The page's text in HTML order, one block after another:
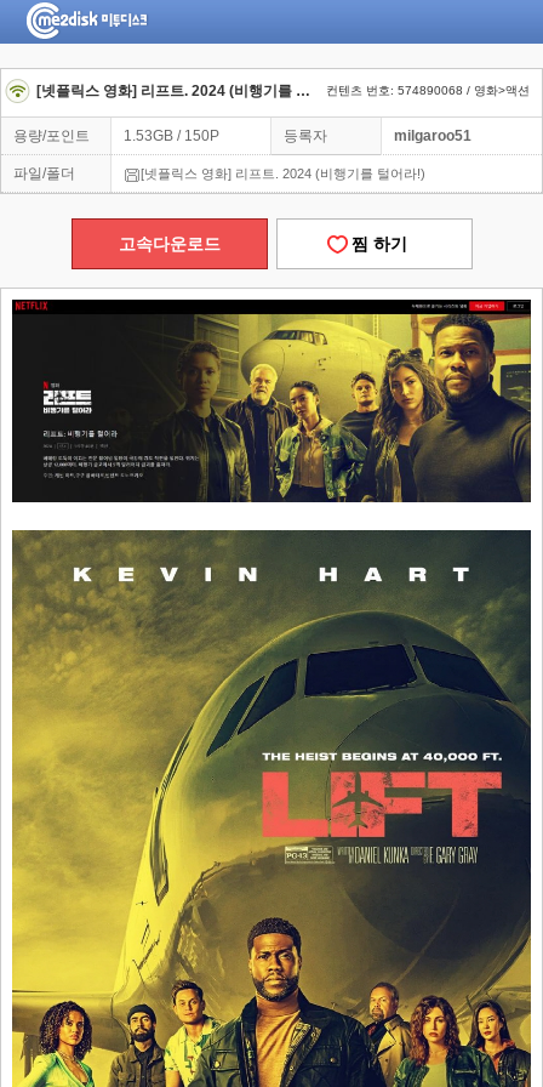
[넷플릭스 영화] 리프트. 2024 (비행기를 털어라) 컨텐츠 번호: 574890068 / 영화>액션
용량/포인트 1.53GB / 150P 등록자 milgaroo51
파일/폴더 [넷플릭스 영화] 리프트. 2024 (비행기를 털어라!)
고속다운로드 찜 하기